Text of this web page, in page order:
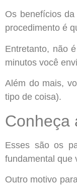
Os benefícios da
procedimento é
Entretanto, não
minutos você
Além do mais,
tipo de coisa).
Conheça
Esses são os
fundamental que
Outro motivo